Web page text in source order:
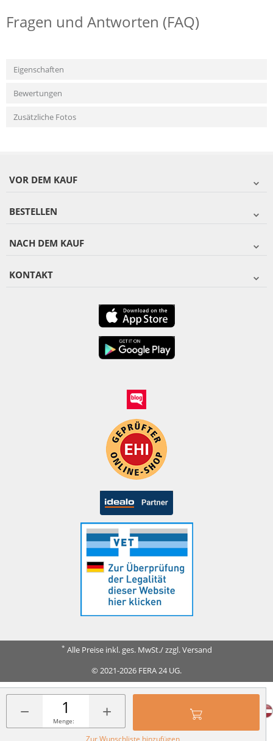
− +
Menge:
Zur Wunschliste hinzufügen
Fragen und Antworten (FAQ)
Eigenschaften
Bewertungen
Zusätzliche Fotos
VOR DEM KAUF
BESTELLEN
NACH DEM KAUF
KONTAKT
* Alle Preise inkl. ges. MwSt./ zzgl. Versand
© 2021-2026 FERA 24 UG.
FERA INTERNATIONAL: